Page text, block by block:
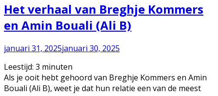
Het verhaal van Breghje Kommers
en Amin Bouali (Ali B)
januari 31, 2025januari 30, 2025
Leestijd: 3 minuten
Als je ooit hebt gehoord van Breghje Kommers en Amin
Bouali (Ali B), weet je dat hun relatie een van de meest